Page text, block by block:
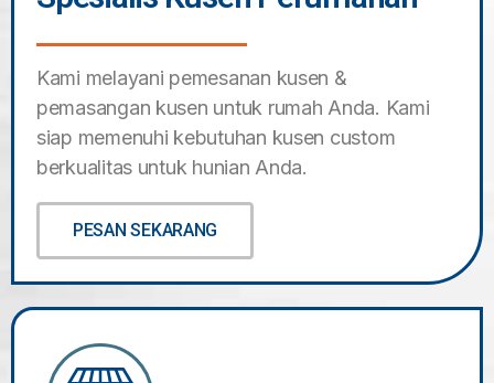
Kami melayani pemesanan kusen &
pemasangan kusen untuk rumah Anda. Kami
siap memenuhi kebutuhan kusen custom
berkualitas untuk hunian Anda.
PESAN SEKARANG